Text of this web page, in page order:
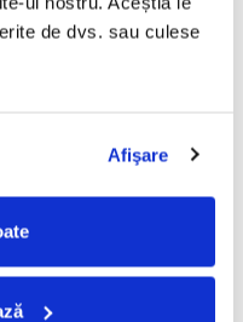
de dvs. sau culese
Afişare
Hrușcă - La Săvârșitu